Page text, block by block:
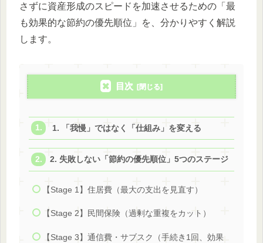
さずに資産形成のスピードを加速させるための「最
も効果的な節約の優先順位」を、分かりやすく解説
します。
目次
1. 「我慢」ではなく「仕組み」を変える
2. 失敗しない「節約の優先順位」5つのステージ
【Stage 1】住居費（最大の支出を見直す）
【Stage 2】民間保険（過剰な重複をカット）
【Stage 3】通信費・サブスク（手続き1回、効果